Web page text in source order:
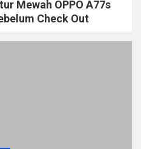
Mewah OPPO A77s
Check Out